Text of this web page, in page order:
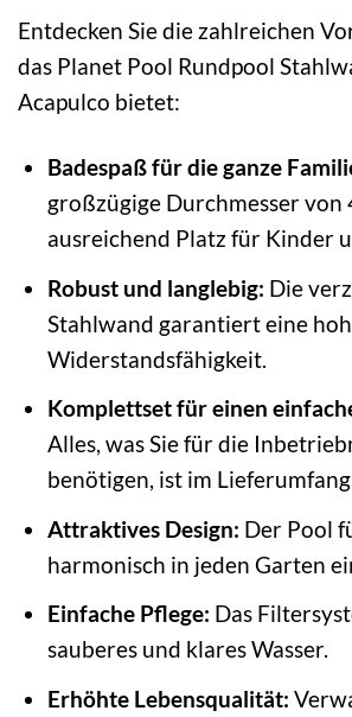
Entdecken Sie die zahlreichen
das Planet Pool Rundpool
Acapulco bietet:
Badespaß für die ganze
großzügige Durchmesser von
ausreichend Platz für Kinder
Robust und langlebig: Die
Stahlwand garantiert eine
Widerstandsfähigkeit.
Komplettset für einen
Alles, was Sie für die
benötigen, ist im
Attraktives Design: Der Pool
harmonisch in jeden Garten
Einfache Pflege: Das
sauberes und klares Wasser.
Erhöhte Lebensqualität: